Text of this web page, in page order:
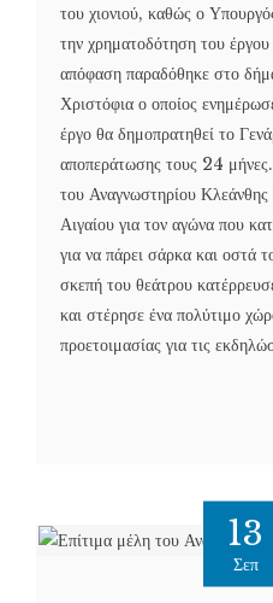
του χιονιού, καθώς ο
την χρηματοδότηση του
απόφαση παραδόθηκε στο
Χριστόφια ο οποίος
έργο θα δημοπρατηθεί το
αποπεράτωσης τους 24
του Αναγνωστηρίου
Αιγαίου για τον αγώνα που
για να πάρει σάρκα και οστά
σκεπή του θεάτρου
και στέρησε ένα πολύτιμο
προετοιμασίας για τις
13
Σεπ